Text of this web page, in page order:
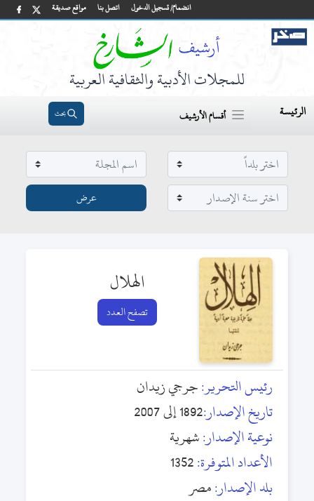
مواقع صديقة اتصل بنا انضمام/ تسجيل الدخول
للمجلات الأدبية والثقافية العربية
الرئيسة أقسام الأرشيف بحث
الهلال
تصفح العدد
رئيس التحرير:جرجي زيدان
تاريخ الإصدار:1892 إلى 2007
نوعية الإصدار:شهرية
الأعداد المتوفرة:1352
بلد الإصدار:مصر